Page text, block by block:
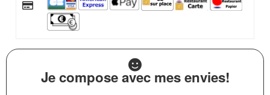
Je compose avec mes envies!